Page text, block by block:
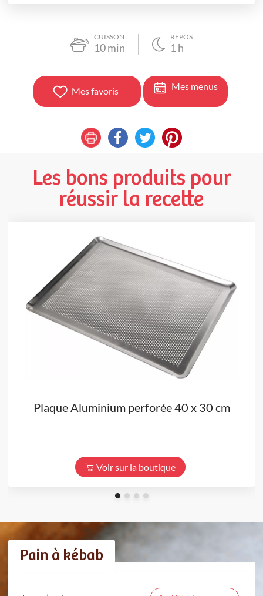
CUISSON
10min
REPOS
1 h
Mes favoris Mes menus
Les bons produits pour
réussir la recette
Plaque Aluminium perforée 40 x 30 cm
Voir sur la boutique
Pain à kébab